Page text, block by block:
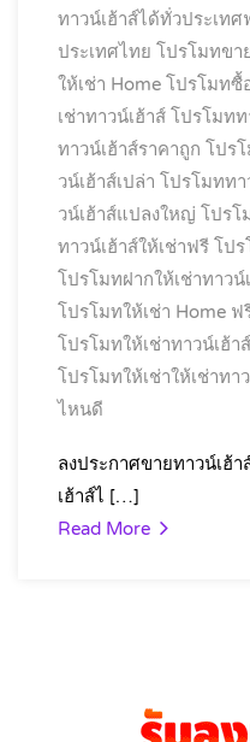
ทาวน์เฮ้าส์ได้ทั่วประเทศ
ประเทศไทย โปรโมทขา
ให้เช่า Home โปรโมทซื้
เช่าทาวน์เฮ้าส์ โปรโมท
ทาวน์เฮ้าส์ราคาถูก โปร
วน์เฮ้าส์เปล่า โปรโมททา
วน์เฮ้าส์แปลงใหญ่ โปรโ
ทาวน์เฮ้าส์ให้เช่าฟรี โปร
โปรโมทฝากให้เช่าทาวน์
โปรโมทให้เช่า Home ฟ
โปรโมทให้เช่าทาวน์เฮ้าส์
โปรโมทให้เช่าให้เช่าทา
ไหนดี
ลงประกาศขายทาวน์เฮ้
เฮ้าส์ไ […]
Read More